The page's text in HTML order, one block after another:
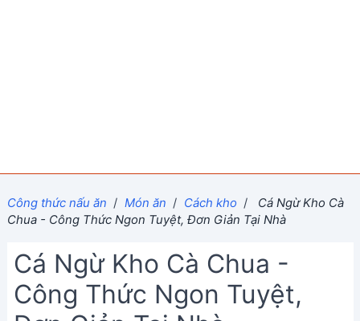
Công thức nấu ăn / Món ăn / Cách kho /
Cá Ngừ Kho Cà
Chua - Công Thức Ngon Tuyệt, Đơn Giản Tại Nhà
Cá Ngừ Kho Cà Chua -
Công Thức Ngon Tuyệt,